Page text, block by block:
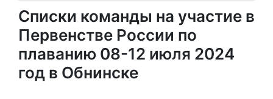
Списки команды на участие в
Первенстве России по
плаванию 08-12 июля 2024
год в Обнинске